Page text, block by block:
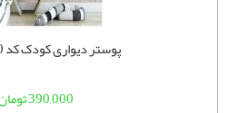
پوستر دیواری کودک کد K-75280
390,000 تومان